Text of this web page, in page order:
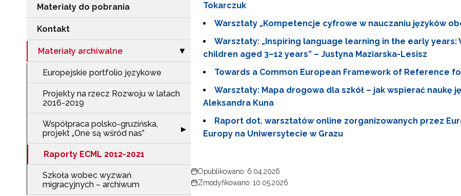
Materiały do pobrania
Kontakt
Materiały archiwalne Zwiń sekcję "Materiały archiwalne"
▶
Europejskie portfolio językowe
Projekty na rzecz Rozwoju w latach
2016-2019
Współpraca polsko-gruzińska,
projekt „One są wśród nas”
Rozwiń sekcję "Współpraca polsko-gruzińska, projekt „One są wśród nas”"
▶
Raporty ECML 2012-2021
Szkoła wobec wyzwań
migracyjnych – archiwum
Tokarczuk
Warsztaty „Kompetencje cyfrowe w nauczaniu języków
Warsztaty: „Inspiring language learning in the early
children aged 3–12 years” – Justyna Maziarska-Lesisz
Towards a Common European Framework of Reference
Warsztaty: Mapa drogowa dla szkół – jak wspierać naukę
Aleksandra Kuna
Raport dot. warsztatów online zorganizowanych przez
Europy na Uniwersytecie w Grazu
Opublikowano: 6.04.2026
Zmodyfikowano: 10.05.2026
Newsletter ORE